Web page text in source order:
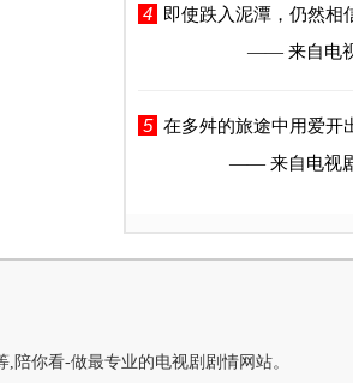
4
即使跌入泥潭，仍然相
—— 来自电
5 在多舛的旅途中用爱开
—— 来自电视
你看-做最专业的电视剧剧情网站。